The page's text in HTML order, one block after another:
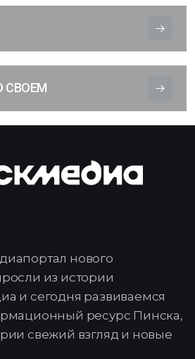
СВОЕМ
нового
из истории
и сегодня развиваемся
ресурс Пинска,
свежий взгляд и новые